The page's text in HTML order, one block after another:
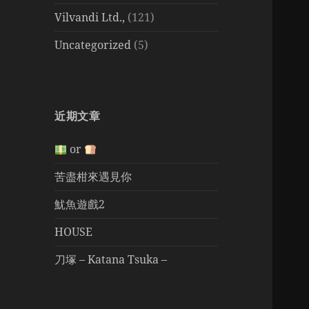
Vilvandi Ltd., (121)
Uncategorized (5)
近期文章
or
苦盡柑來遇見你
魷魚遊戲2
HOUSE
刀塚 – Katana Tsuka –